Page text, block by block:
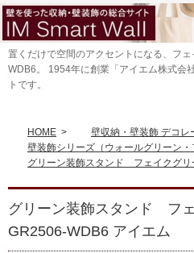
置くだけで空間のアクセントになる、フ
WDB6。 1954年に創業「アイエム株式会
トです。
HOME > 壁収納・壁装飾 デコレ
壁装飾シリーズ（ウォールグリーン
グリーン装飾スタンド フェイクグリ
グリーン装飾スタンド フ
GR2506-WDB6 アイエム